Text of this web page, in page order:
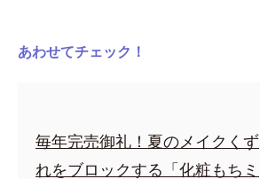
あわせてチェック！
毎年完売御礼！夏のメイクくず
れをブロックする「化粧もちミ